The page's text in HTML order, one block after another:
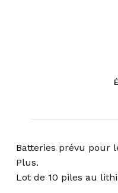
Batteries prévu pour
Plus.
Lot de 10 piles au